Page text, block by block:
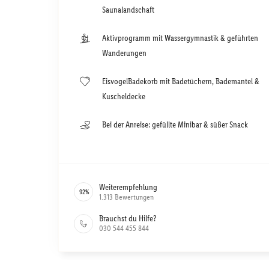
Saunalandschaft
Aktivprogramm mit Wassergymnastik & geführten
Wanderungen
EisvogelBadekorb mit Badetüchern, Bademantel &
Kuscheldecke
Bei der Anreise: gefüllte Minibar & süßer Snack
92% Weiterempfehlung
1.313 Bewertungen
Brauchst du Hilfe?
030 544 455 844